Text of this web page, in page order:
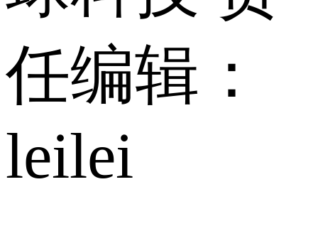
任编辑：
leilei